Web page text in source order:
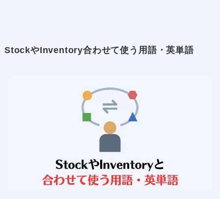
StockやInventory合わせて使う用語・英単語